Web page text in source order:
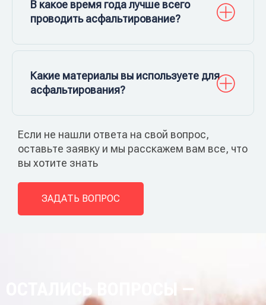
В какое время года лучше всего
проводить асфальтирование?
Какие материалы вы используете для
асфальтирования?
Если не нашли ответа на свой вопрос,
оставьте заявку и мы расскажем вам все, что
вы хотите знать
ЗАДАТЬ ВОПРОС
ОСТАЛИСЬ ВОПРОСЫ —